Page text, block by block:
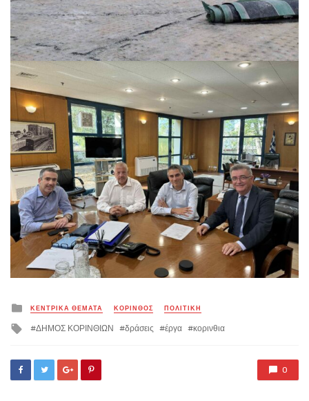
Posted
in
ΚΕΝΤΡΙΚΑ ΘΕΜΑΤΑ ΚΟΡΙΝΘΟΣ ΠΟΛΙΤΙΚΗ
Tagged
ΔΗΜΟΣ ΚΟΡΙΝΘΙΩΝ δράσεις έργα κορινθια
0